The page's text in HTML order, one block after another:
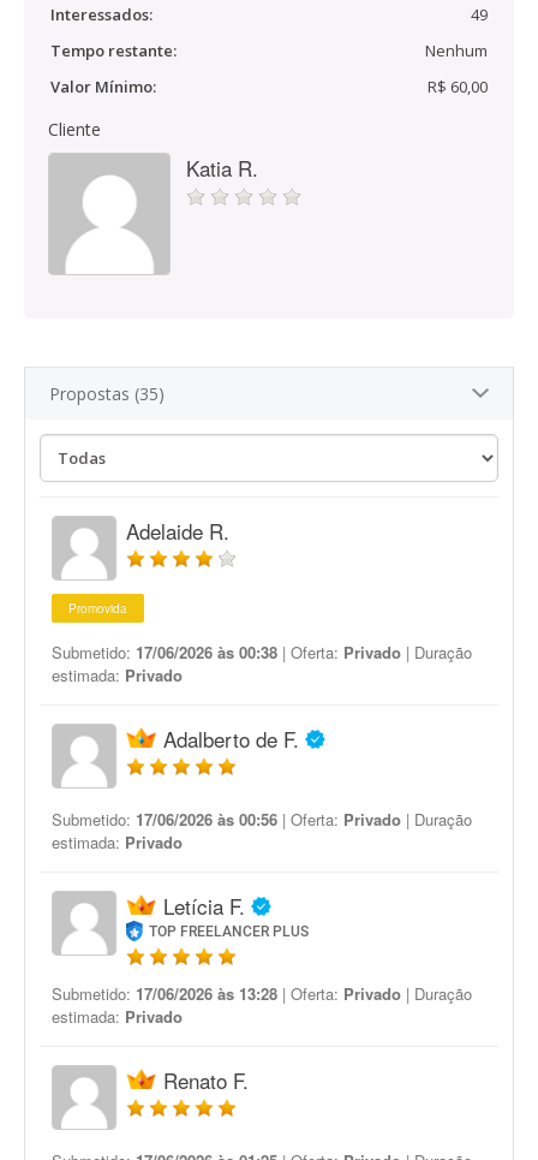
Interessados:
49
Tempo restante:
Nenhum
Valor Mínimo:
R$ 60,00
Cliente
Katia R.
Propostas (35)
Adelaide R.
Promovida
Submetido: 17/06/2026 às 00:38 | Oferta: Privado | Duração
estimada: Privado
Adalberto de F.
Submetido: 17/06/2026 às 00:56 | Oferta: Privado | Duração
estimada: Privado
Letícia F.
TOP FREELANCER PLUS
Submetido: 17/06/2026 às 13:28 | Oferta: Privado | Duração
estimada: Privado
Renato F.